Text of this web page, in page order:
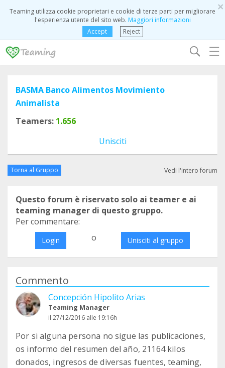
×
Teaming utilizza cookie proprietari e cookie di terze parti per migliorare
l'esperienza utente del sito web. Maggiori informazioni
Accept
Reject
☰
BASMA Banco Alimentos Movimiento
Animalista
Teamers: 1.656
Unisciti
Torna al Gruppo Vedi l'intero forum
Questo forum è riservato solo ai teamer e ai
teaming manager di questo gruppo.
Per commentare:
Login o Unisciti al gruppo
Commento
Concepción Hipolito Arias
Teaming Manager
il 27/12/2016 alle 19:16h
Por si alguna persona no sigue las publicaciones,
os informo del resumen del año, 21164 kilos
donados, ingresos de diversas fuentes, teaming,